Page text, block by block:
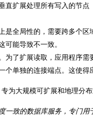
扩展处理所有写入的节
全局性的，需要跨多个
可能导致不一致。
为了扩展读取，应用程序
单独的连接端点。这使得
为大规模可扩展和地理分
一致的数据库服务，专门